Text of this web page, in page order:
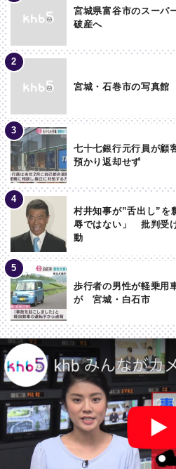
宮城県富谷市のスーパ
破産へ
宮城・石巻市の写真
七十七銀行元行員が顧
預かり返却せず
村井知事が”舌出し”を
辱ではない」 批判受
動
歩行者の男性が軽乗用
が 宮城・白石市